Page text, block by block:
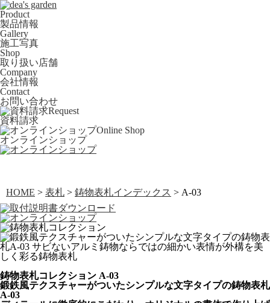
Product
製品情報
Gallery
施工写真
Shop
取り扱い店舗
Company
会社情報
Contact
お問い合わせ
Request
資料請求
Online Shop
オンラインショップ
HOME > 表札 > 鋳物表札インデックス > A-03
鋳物表札コレクション A-03
鍛鉄風テクスチャーがついたシンプルな文字タイプの鋳物表札
A-03